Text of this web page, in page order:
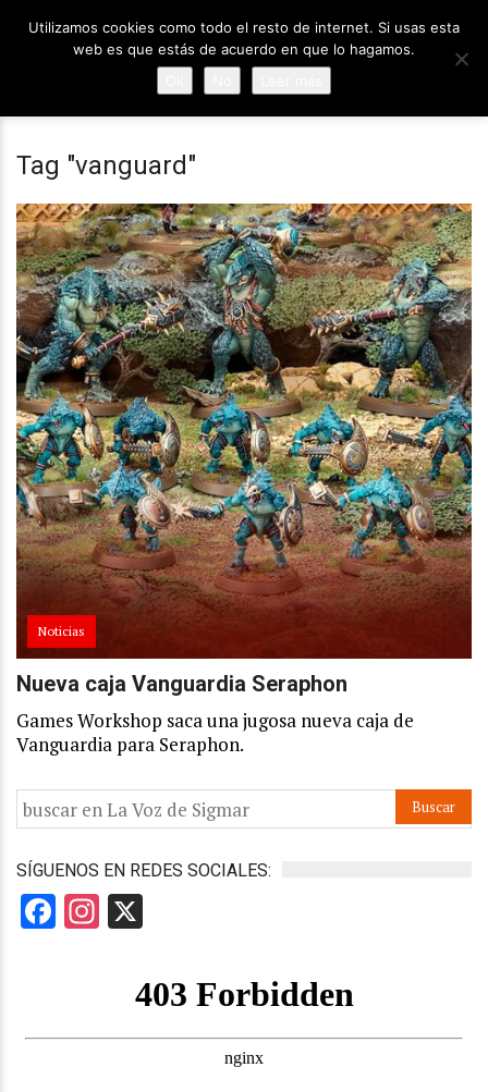
Tag "vanguard"
Noticias
Nueva caja Vanguardia Seraphon
Games Workshop saca una jugosa nueva caja de
Vanguardia para Seraphon.
SÍGUENOS EN REDES SOCIALES:
Facebook
Instagram
Utilizamos cookies como todo el resto de internet. Si usas esta
web es que estás de acuerdo en que lo hagamos.